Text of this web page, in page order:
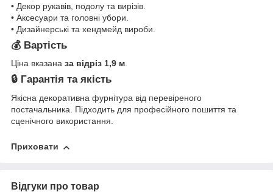
• Декор рукавів, подолу та вирізів.
• Аксесуари та головні убори.
• Дизайнерські та хендмейд вироби.
💰 Вартість
Ціна вказана за відріз 1,9 м.
🔒 Гарантія та якість
Якісна декоративна фурнітура від перевіреного
постачальника. Підходить для професійного пошиття та
сценічного використання.
Приховати
Відгуки про товар